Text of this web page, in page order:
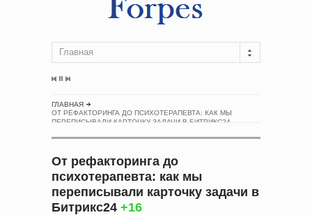
Главная
ГЛАВНАЯ
ОТ РЕФАКТОРИНГА ДО ПСИХОТЕРАПЕВТА: КАК МЫ
ПЕРЕПИСЫВАЛИ КАРТОЧКУ ЗАДАЧИ В БИТРИКС24
От рефакторинга до
психотерапевта: как мы
переписывали карточку задачи в
Битрикс24 +16